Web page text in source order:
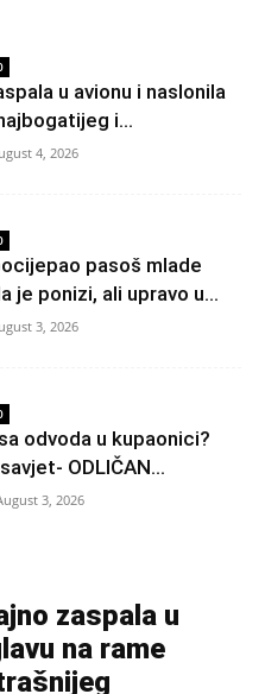
u avionu i naslonila
i...
4, 2026
pasoš mlade
je ponizi, ali upravo u...
3, 2026
odvoda u kupaonici?
ODLIČAN...
3, 2026
zaspala u
na rame